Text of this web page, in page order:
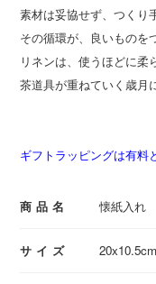
素材は妥協せず、つくり
その循環が、良いものを
リネンは、使うほどに柔
茶道具が重ねていく歳月
ギフトラッピングは有料
商品名 懐紙入
サイズ